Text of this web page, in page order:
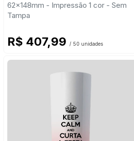
62x148mm - Impressão 1 cor - Sem
Tampa
R$ 407,99 / 50 unidades